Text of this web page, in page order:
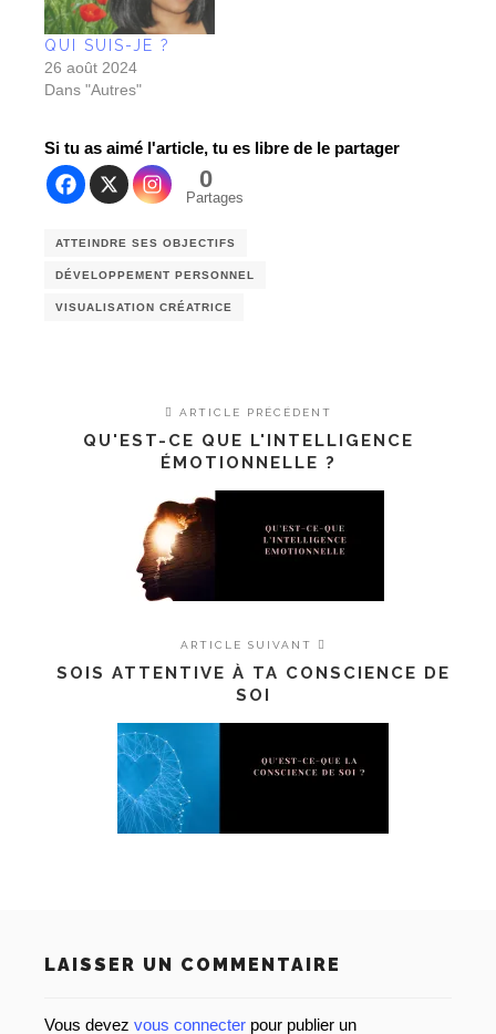
QUI SUIS-JE ?
26 août 2024
Si tu as aimé l'article, tu es libre de le partager
0
ATTEINDRE SES OBJECTIFS
DÉVELOPPEMENT PERSONNEL
ARTICLE PRÉCÉDENT
QU'EST-CE QUE L'INTELLIGENCE
ÉMOTIONNELLE ?
ARTICLE SUIVANT
SOIS ATTENTIVE À TA CONSCIENCE DE
SOI